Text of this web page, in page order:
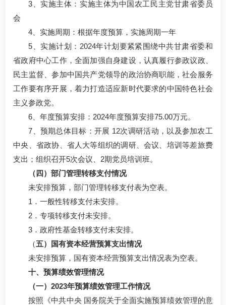
3、实施主体：实施主体为中国农工民主党甘肃省委员
会
4、实施周期：根据年度预算，实施周期一年
5、实施计划：2024年计划要紧紧围绕中共甘肃省委和
省政府中心工作，全面加强自身建设，认真履行参政议政、
民主监督、参加中国共产党领导的政治协商职能，社会服务
工作要有序开展，着力打造适应新时代要求的中国特色社会
主义参政党。
6、年度预算安排：2024年度预算安排75.00万元。
7、预期总体目标：开展 12次调研活动，以及参加农工
中央、省政协、省人大等组织的调研、会议、培训等差旅费
支出；组织召开5次会议、2期党员培训班。
（四）部门管理转移支付情况
未安排预算，部门管理转移支付表为空表。
1．一般性转移支付未安排。
2．专项转移支付未安排。
3．政府性基金转移支付未安排。
（五）国有资本经营预算支出情况
未安排预算，国有资本经营预算支出情况表为空表。
十、预算绩效管理情况
（一）2023年预算绩效管理工作情况
按照《中共中央 国务院关于全面实施预算绩效管理的意